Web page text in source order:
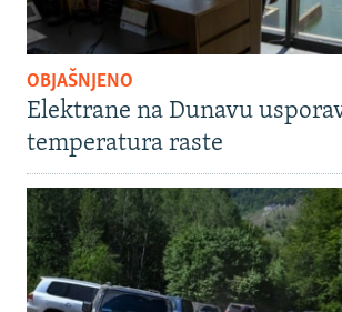
OBJAŠNJENO
Elektrane na Dunavu
temperatura raste